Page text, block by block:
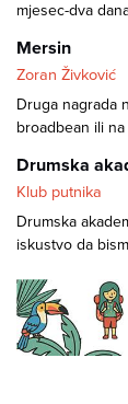
mjesec-dva
Mersin
Zoran Živković
Druga nagrada
broadbean ili
Drumska
Klub putnika
Drumska
iskustvo da